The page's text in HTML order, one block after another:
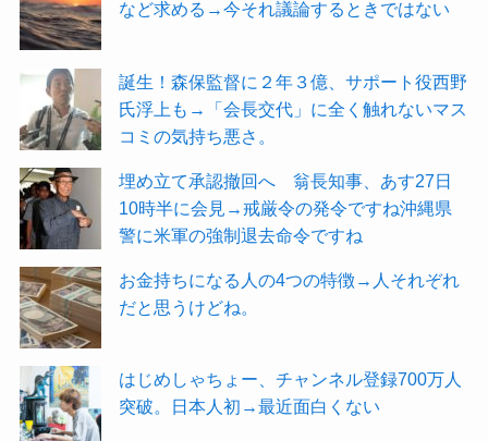
など求める→今それ議論するときではない
誕生！森保監督に２年３億、サポート役西野
氏浮上も→「会長交代」に全く触れないマス
コミの気持ち悪さ。
埋め立て承認撤回へ 翁長知事、あす27日
10時半に会見→戒厳令の発令ですね沖縄県
警に米軍の強制退去命令ですね
お金持ちになる人の4つの特徴→人それぞれ
だと思うけどね。
はじめしゃちょー、チャンネル登録700万人
突破。日本人初→最近面白くない